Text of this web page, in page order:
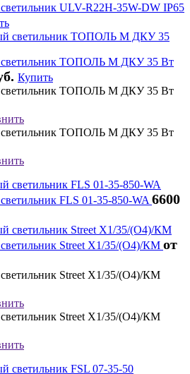
ULV-R22H-35W-DW IP65
светильник ТОПОЛЬ М ДКУ 35 Вт
Купить
светильник ТОПОЛЬ М ДКУ 35 Вт
светильник ТОПОЛЬ М ДКУ 35 Вт
FLS 01-35-850-WA 6600
Street X1/35/(O4)/КМ от
Street X1/35/(O4)/КМ
Street X1/35/(O4)/КМ